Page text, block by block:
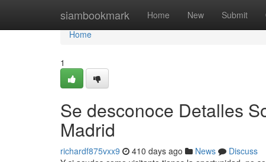
siambookmark Home New Submit
Home
Home
1
Se desconoce Detalles
Madrid
richardf875vxx9 410 days ago News
Discuss